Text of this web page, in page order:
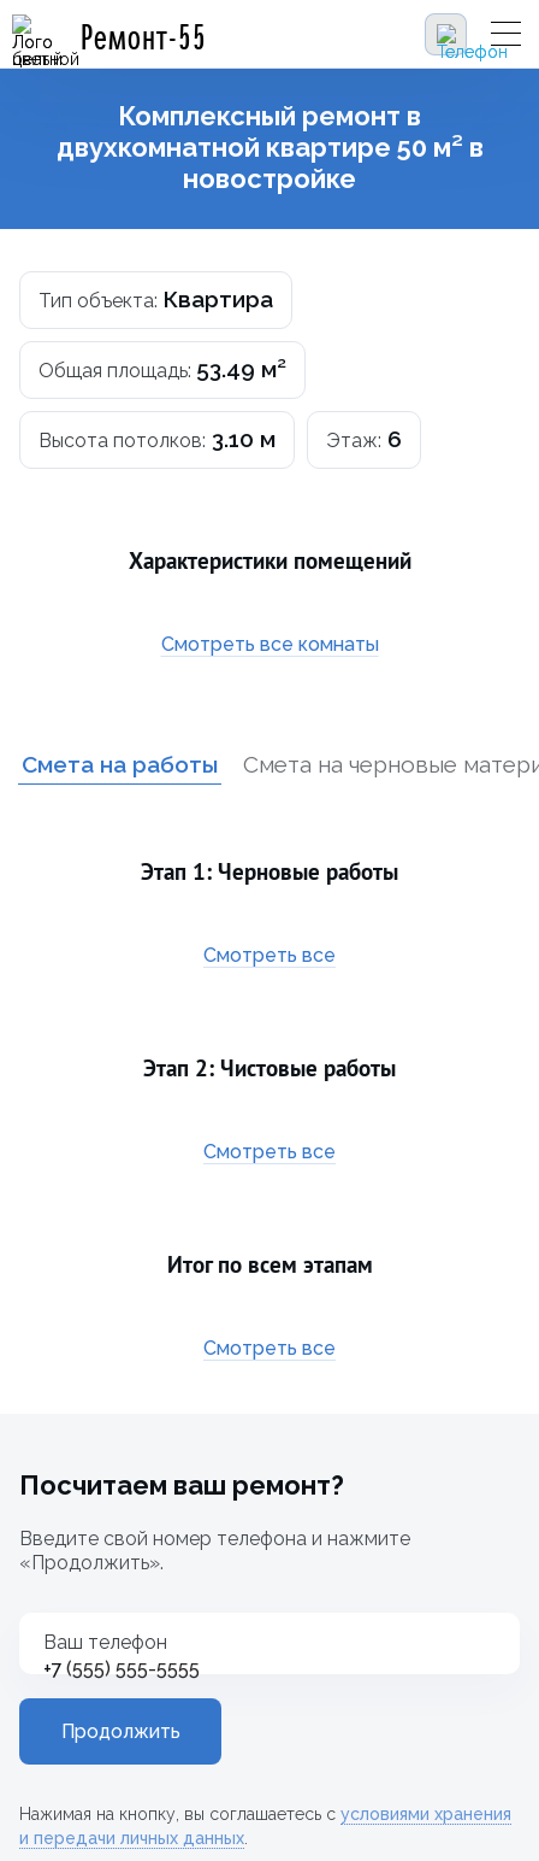
Ремонт-55
Комплексный ремонт в
двухкомнатной квартире 50 м² в
новостройке
Тип объекта: Квартира
Общая площадь: 53.49 м²
Высота потолков: 3.10 м Этаж: 6
Характеристики помещений
Смотреть все комнаты
Смета на работы Смета на черновые
Этап 1: Черновые работы
Смотреть все
Этап 2: Чистовые работы
Смотреть все
Итог по всем этапам
Смотреть все
Посчитаем ваш ремонт?
Введите свой номер телефона и нажмите
«Продолжить».
Ваш телефон
+7
Продолжить
Нажимая на кнопку, вы соглашаетесь с условиями хранения
и передачи личных данных